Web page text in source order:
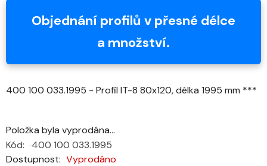
Objednání profilů v přesné délce
a množství.
400 100 033.1995 - Profil IT-8 80x120, délka 1995 mm ***
Položka byla vyprodána…
Dostupnost Vyprodáno
Kód: 400 100 033.1995